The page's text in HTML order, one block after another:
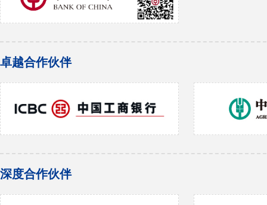
卓越合作伙伴
深度合作伙伴